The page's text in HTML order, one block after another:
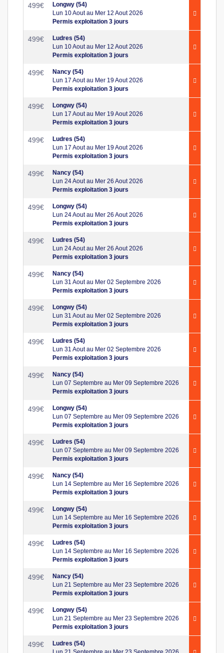
499€
Longwy (54)
Lun 10 Aout au Mer 12 Aout 2026
Permis exploitation 3 jours
499€
Ludres (54)
Lun 10 Aout au Mer 12 Aout 2026
Permis exploitation 3 jours
499€
Nancy (54)
Lun 17 Aout au Mer 19 Aout 2026
Permis exploitation 3 jours
499€
Longwy (54)
Lun 17 Aout au Mer 19 Aout 2026
Permis exploitation 3 jours
499€
Ludres (54)
Lun 17 Aout au Mer 19 Aout 2026
Permis exploitation 3 jours
499€
Nancy (54)
Lun 24 Aout au Mer 26 Aout 2026
Permis exploitation 3 jours
499€
Longwy (54)
Lun 24 Aout au Mer 26 Aout 2026
Permis exploitation 3 jours
499€
Ludres (54)
Lun 24 Aout au Mer 26 Aout 2026
Permis exploitation 3 jours
499€
Nancy (54)
Lun 31 Aout au Mer 02 Septembre 2026
Permis exploitation 3 jours
499€
Longwy (54)
Lun 31 Aout au Mer 02 Septembre 2026
Permis exploitation 3 jours
499€
Ludres (54)
Lun 31 Aout au Mer 02 Septembre 2026
Permis exploitation 3 jours
499€
Nancy (54)
Lun 07 Septembre au Mer 09 Septembre 2026
Permis exploitation 3 jours
499€
Longwy (54)
Lun 07 Septembre au Mer 09 Septembre 2026
Permis exploitation 3 jours
499€
Ludres (54)
Lun 07 Septembre au Mer 09 Septembre 2026
Permis exploitation 3 jours
499€
Nancy (54)
Lun 14 Septembre au Mer 16 Septembre 2026
Permis exploitation 3 jours
499€
Longwy (54)
Lun 14 Septembre au Mer 16 Septembre 2026
Permis exploitation 3 jours
499€
Ludres (54)
Lun 14 Septembre au Mer 16 Septembre 2026
Permis exploitation 3 jours
499€
Nancy (54)
Lun 21 Septembre au Mer 23 Septembre 2026
Permis exploitation 3 jours
499€
Longwy (54)
Lun 21 Septembre au Mer 23 Septembre 2026
Permis exploitation 3 jours
499€
Ludres (54)